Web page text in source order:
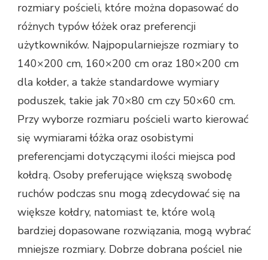
rozmiary pościeli, które można dopasować do
różnych typów łóżek oraz preferencji
użytkowników. Najpopularniejsze rozmiary to
140×200 cm, 160×200 cm oraz 180×200 cm
dla kołder, a także standardowe wymiary
poduszek, takie jak 70×80 cm czy 50×60 cm.
Przy wyborze rozmiaru pościeli warto kierować
się wymiarami łóżka oraz osobistymi
preferencjami dotyczącymi ilości miejsca pod
kołdrą. Osoby preferujące większą swobodę
ruchów podczas snu mogą zdecydować się na
większe kołdry, natomiast te, które wolą
bardziej dopasowane rozwiązania, mogą wybrać
mniejsze rozmiary. Dobrze dobrana pościel nie